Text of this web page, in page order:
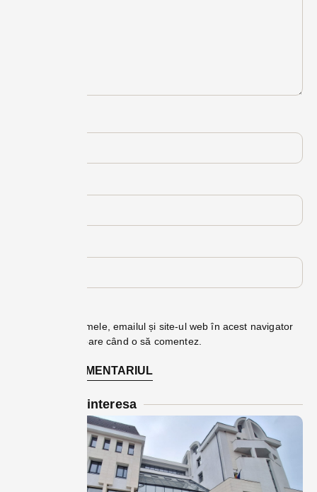
Salvează-mi numele, emailul și site-ul web în acest navigator
pentru data viitoare când o să comentez.
Te-ar putea interesa